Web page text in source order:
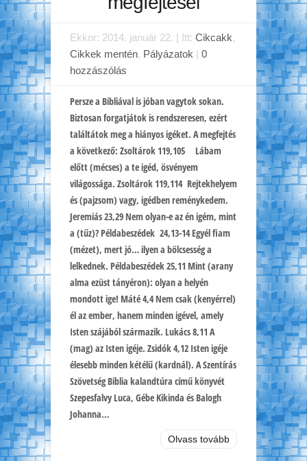
Ekkor: 2014. január 22. | Itt: Cikcakk,
Cikkek mentén, Pályázatok | 0
hozzászólás
Persze a Bibliával is jóban vagytok sokan.
Biztosan forgatjátok is rendszeresen, ezért
találtátok meg a hiányos igéket. A megfejtés
a következő: Zsoltárok 119,105 Lábam
előtt (mécses) a te igéd, ösvényem
világossága. Zsoltárok 119,114 Rejtekhelyem
és (pajzsom) vagy, igédben reménykedem.
Jeremiás 23,29 Nem olyan-e az én igém, mint
a (tűz)? Példabeszédek 24,13-14 Egyél fiam
(mézet), mert jó… ilyen a bölcsesség a
lelkednek. Példabeszédek 25,11 Mint (arany
alma ezüst tányéron): olyan a helyén
mondott ige! Máté 4,4 Nem csak (kenyérrel)
él az ember, hanem minden igével, amely
Isten szájából származik. Lukács 8,11 A
(mag) az Isten igéje. Zsidók 4,12 Isten igéje
élesebb minden kétélű (kardnál). A Szentírás
Szövetség Biblia kalandtúra című könyvét
Szepesfalvy Luca, Gébe Kikinda és Balogh
Johanna...
Olvass tovább